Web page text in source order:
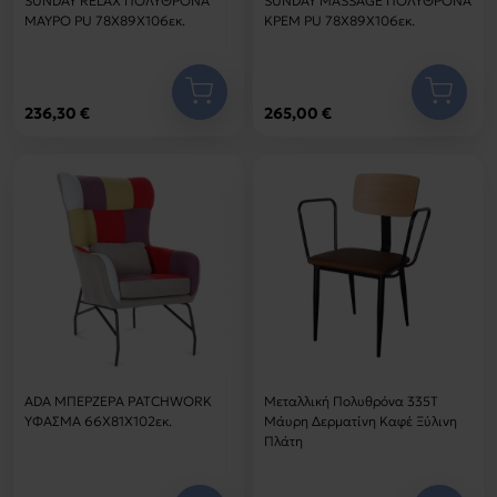
ΜΑΥΡΟ PU 78Χ89Χ106εκ.
236,30 €
ΚΡΕΜ PU 78Χ89Χ106εκ.
265,00 €
ADA ΜΠΕΡΖΕΡΑ PATCHWORK
ΥΦΑΣΜΑ 66Χ81Χ102εκ.
Μεταλλική Πολυθρόνα 335Τ
Μάυρη Δερματίνη Καφέ Ξύλινη
Πλάτη